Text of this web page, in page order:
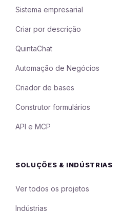
Sistema empresarial
Criar por descrição
QuintaChat
Automação de Negócios
Criador de bases
Construtor formulários
API e MCP
SOLUÇÕES & INDÚSTRIAS
Ver todos os projetos
Indústrias